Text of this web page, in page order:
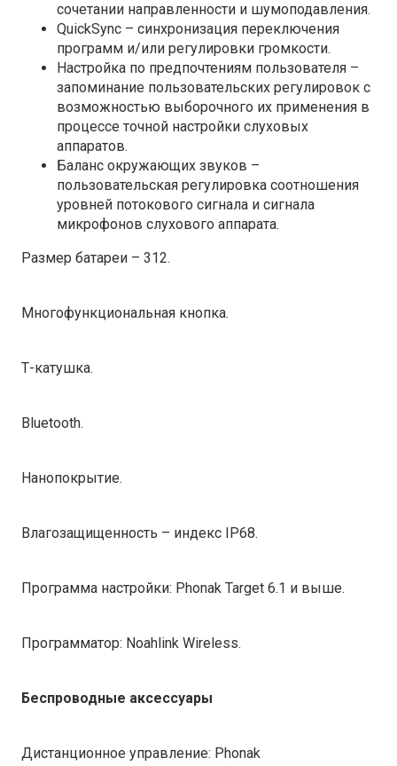
сочетании направленности и шумоподавления.
QuickSync – синхронизация переключения
программ и/или регулировки громкости.
Настройка по предпочтениям пользователя –
запоминание пользовательских регулировок с
возможностью выборочного их применения в
процессе точной настройки слуховых
аппаратов.
Баланс окружающих звуков –
пользовательская регулировка соотношения
уровней потокового сигнала и сигнала
микрофонов слухового аппарата.
Размер батареи – 312.
Многофункциональная кнопка.
Т-катушка.
Bluetooth.
Нанопокрытие.
Влагозащищенность – индекс IP68.
Программа настройки: Phonak Target 6.1 и выше.
Программатор: Noahlink Wireless.
Беспроводные аксессуары
Дистанционное управление: Phonak